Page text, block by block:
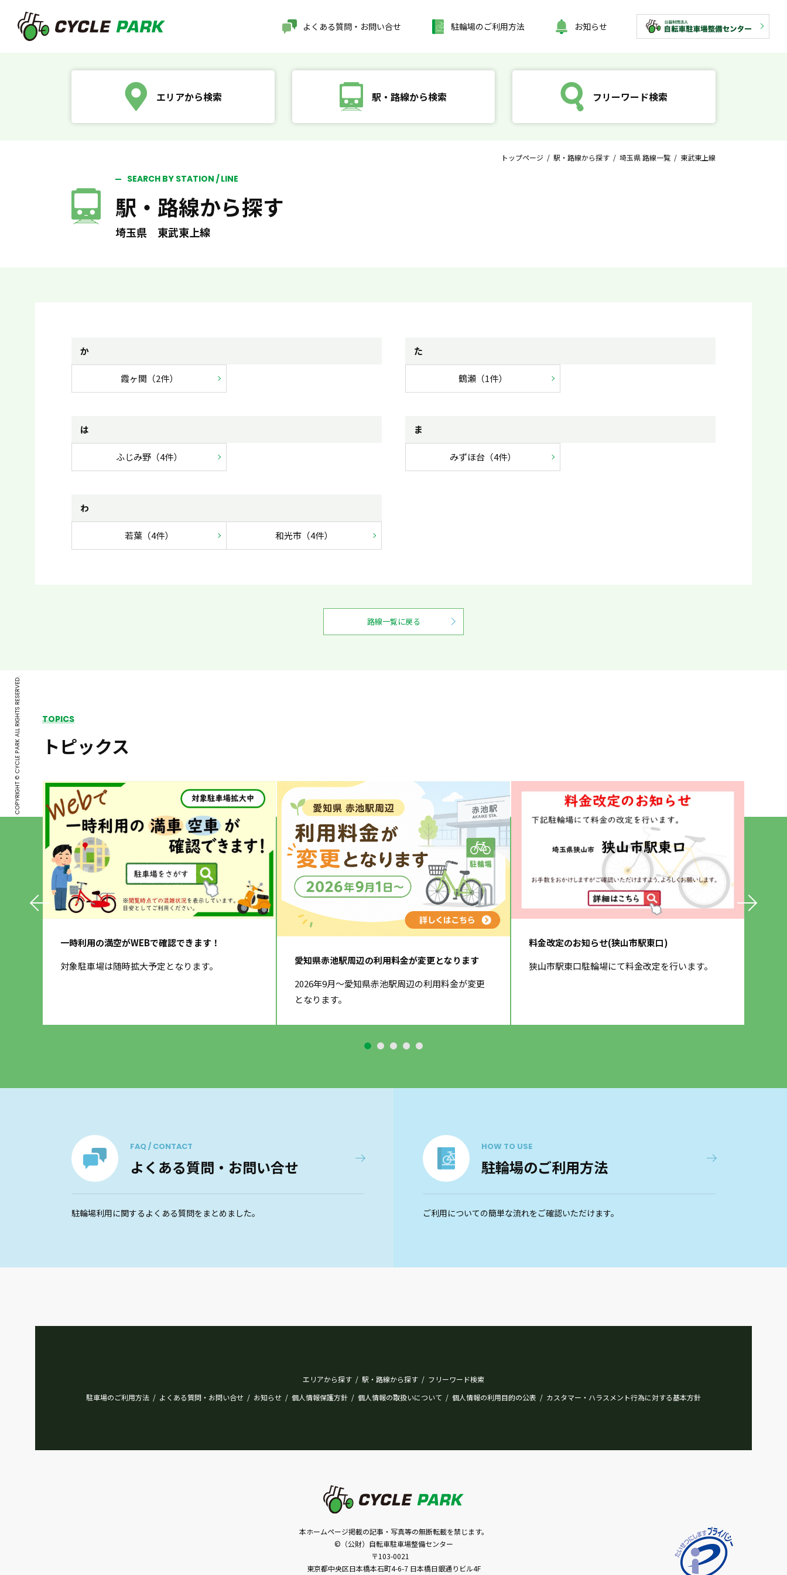
よくある質問・お問い合せ 駐輪場のご利用方法 お知らせ
エリアから検索 駅・路線から検索 フリーワード検索
トップページ / 駅・路線から探す / 埼玉県 路線一覧 / 東武東上線
SEARCH BY STATION / LINE
駅・路線から探す
埼玉県 東武東上線
か
霞ヶ関（2件）
た
鶴瀬（1件）
は
ふじみ野（4件）
ま
みずほ台（4件）
わ
若葉（4件） 和光市（4件）
路線一覧に戻る
TOPICS
トピックス
一時利用の満空がWEBで確認できます！
対象駐車場は随時拡大予定となります。
愛知県赤池駅周辺の利用料金が変更となります
2026年9月～愛知県赤池駅周辺の利用料金が変更
となります。
料金改定のお知らせ(狭山市駅東口)
狭山市駅東口駐輪場にて料金改定を行います。
FAQ / CONTACT
よくある質問・お問い合せ
駐輪場利用に関するよくある質問をまとめました。
HOW TO USE
駐輪場のご利用方法
ご利用についての簡単な流れをご確認いただけます。
エリアから探す / 駅・路線から探す / フリーワード検索
駐車場のご利用方法 / よくある質問・お問い合せ / お知らせ / 個人情報保護方針 / 個人情報の取扱いについて / 個人情報の利用目的の公表 / カスタマー・ハラスメント行為に対する基本方針
本ホームページ掲載の記事・写真等の無断転載を禁じます。
©（公財）自転車駐車場整備センター
〒103-0021
東京都中央区日本橋本石町4-6-7 日本橋日銀通りビル4F
COPYRIGHT © CYCLE PARK ALL RIGHTS RESERVED.